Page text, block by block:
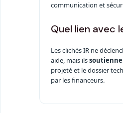
communication et
Quel lien avec
Les clichés IR ne
aide, mais ils
projeté et le dossier
par les financeurs.